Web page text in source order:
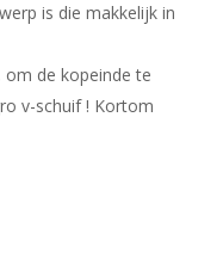
is die makkelijk in
om de kopeinde te
v-schuif ! Kortom